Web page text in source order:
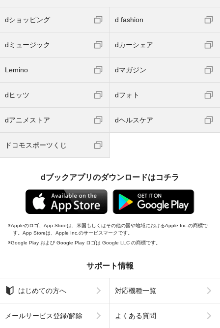
dショッピング d fashion
dミュージック dカーシェア
Lemino dマガジン
dヒッツ dフォト
dアニメストア dヘルスケア
ドコモスポーツくじ
dブックアプリのダウンロードはコチラ
Appleのロゴ、App Storeは、米国もしくはその他の国や地域におけるApple Inc.の商標で
す。App Storeは、Apple Inc.のサービスマークです。
Google Play および Google Play ロゴは Google LLC の商標です。
サポート情報
はじめての方へ 対応機種一覧
メールサービス登録/解除 よくある質問